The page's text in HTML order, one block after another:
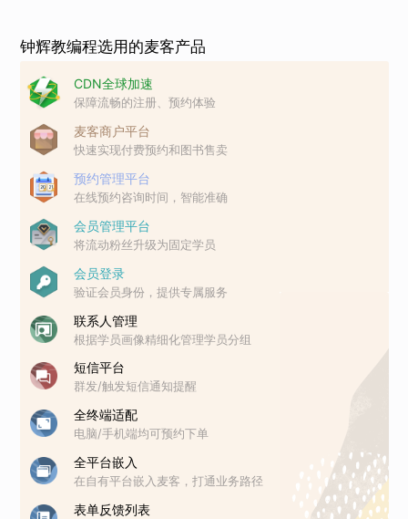
钟辉教编程选用的麦客产品
CDN全球加速
保障流畅的注册、预约体验
麦客商户平台
快速实现付费预约和图书售卖
预约管理平台
在线预约咨询时间，智能准确
会员管理平台
将流动粉丝升级为固定学员
会员登录
验证会员身份，提供专属服务
联系人管理
根据学员画像精细化管理学员分组
短信平台
群发/触发短信通知提醒
全终端适配
电脑/手机端均可预约下单
全平台嵌入
在自有平台嵌入麦客，打通业务路径
表单反馈列表